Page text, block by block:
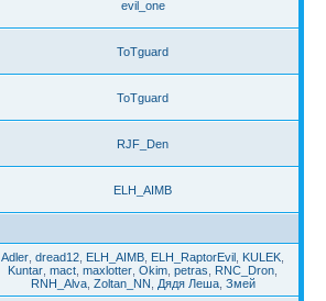
evil_one
ToTguard
ToTguard
RJF_Den
ELH_AIMB
Adler dread12 ELH_AIMB ELH_RaptorEvil KULEK
Kuntar mact maxlotter Okim petras RNC_Dron
RNH_Alva, Zoltan_NN Дядя Леша, Змей